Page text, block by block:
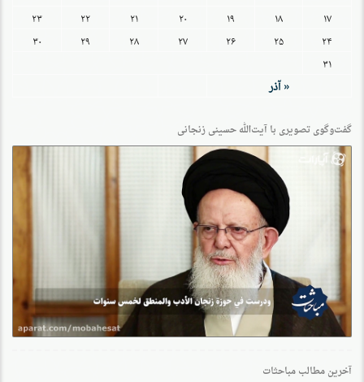
۱۷
۱۸ ۱۹ ۲۰ ۲۱ ۲۲
۲۳
۲۴
۲۵ ۲۶ ۲۷ ۲۸ ۲۹
۳۰
۳۱
« آذر
گفت‌وگو‌ی تصویری با آیت‌الله حسینی زنجانی
آخرین مطالب مباحثات